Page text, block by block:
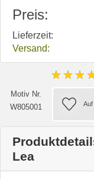
Preis:
Lieferzeit:
Versand:
Motiv Nr.
W805001
Lea